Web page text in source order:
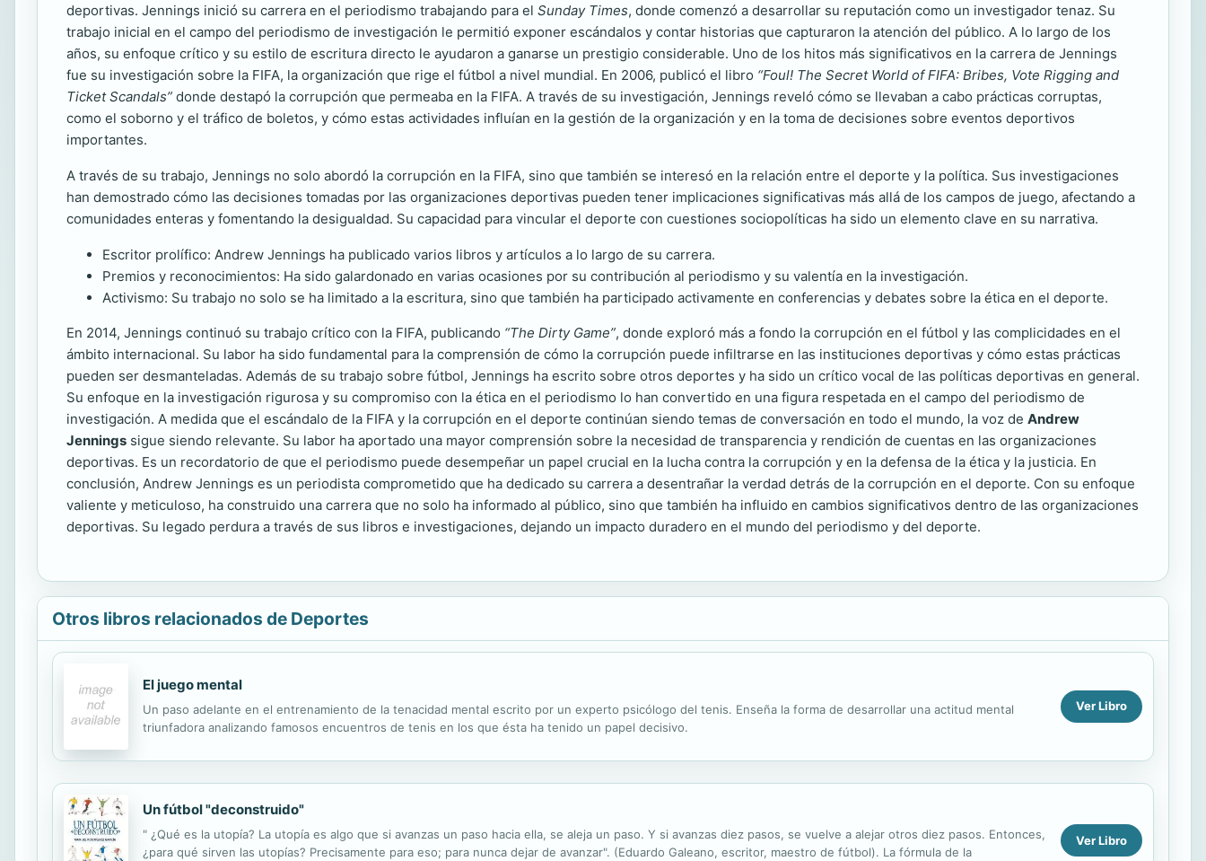
deportivas. Jennings inició su carrera en el periodismo trabajando para el Sunday Times, donde comenzó a desarrollar su reputación como un investigador tenaz. Su
trabajo inicial en el campo del periodismo de investigación le permitió exponer escándalos y contar historias que capturaron la atención del público. A lo largo de los
años, su enfoque crítico y su estilo de escritura directo le ayudaron a ganarse un prestigio considerable. Uno de los hitos más significativos en la carrera de Jennings
fue su investigación sobre la FIFA, la organización que rige el fútbol a nivel mundial. En 2006, publicó el libro “Foul! The Secret World of FIFA: Bribes, Vote Rigging and
Ticket Scandals” donde destapó la corrupción que permeaba en la FIFA. A través de su investigación, Jennings reveló cómo se llevaban a cabo prácticas corruptas,
como el soborno y el tráfico de boletos, y cómo estas actividades influían en la gestión de la organización y en la toma de decisiones sobre eventos deportivos
importantes.
A través de su trabajo, Jennings no solo abordó la corrupción en la FIFA, sino que también se interesó en la relación entre el deporte y la política. Sus investigaciones
han demostrado cómo las decisiones tomadas por las organizaciones deportivas pueden tener implicaciones significativas más allá de los campos de juego, afectando a
comunidades enteras y fomentando la desigualdad. Su capacidad para vincular el deporte con cuestiones sociopolíticas ha sido un elemento clave en su narrativa.
Escritor prolífico: Andrew Jennings ha publicado varios libros y artículos a lo largo de su carrera.
Premios y reconocimientos: Ha sido galardonado en varias ocasiones por su contribución al periodismo y su valentía en la investigación.
Activismo: Su trabajo no solo se ha limitado a la escritura, sino que también ha participado activamente en conferencias y debates sobre la ética en el deporte.
En 2014, Jennings continuó su trabajo crítico con la FIFA, publicando “The Dirty Game”, donde exploró más a fondo la corrupción en el fútbol y las complicidades en el
ámbito internacional. Su labor ha sido fundamental para la comprensión de cómo la corrupción puede infiltrarse en las instituciones deportivas y cómo estas prácticas
pueden ser desmanteladas. Además de su trabajo sobre fútbol, Jennings ha escrito sobre otros deportes y ha sido un crítico vocal de las políticas deportivas en general.
Su enfoque en la investigación rigurosa y su compromiso con la ética en el periodismo lo han convertido en una figura respetada en el campo del periodismo de
investigación. A medida que el escándalo de la FIFA y la corrupción en el deporte continúan siendo temas de conversación en todo el mundo, la voz de Andrew
Jennings sigue siendo relevante. Su labor ha aportado una mayor comprensión sobre la necesidad de transparencia y rendición de cuentas en las organizaciones
deportivas. Es un recordatorio de que el periodismo puede desempeñar un papel crucial en la lucha contra la corrupción y en la defensa de la ética y la justicia. En
conclusión, Andrew Jennings es un periodista comprometido que ha dedicado su carrera a desentrañar la verdad detrás de la corrupción en el deporte. Con su enfoque
valiente y meticuloso, ha construido una carrera que no solo ha informado al público, sino que también ha influido en cambios significativos dentro de las organizaciones
deportivas. Su legado perdura a través de sus libros e investigaciones, dejando un impacto duradero en el mundo del periodismo y del deporte.
Otros libros relacionados de Deportes
El juego mental
Un paso adelante en el entrenamiento de la tenacidad mental escrito por un experto psicólogo del tenis. Enseña la forma de desarrollar una actitud mental
triunfadora analizando famosos encuentros de tenis en los que ésta ha tenido un papel decisivo.
Ver Libro
Un fútbol "deconstruido"
" ¿Qué es la utopía? La utopía es algo que si avanzas un paso hacia ella, se aleja un paso. Y si avanzas diez pasos, se vuelve a alejar otros diez pasos. Entonces,
¿para qué sirven las utopías? Precisamente para eso; para nunca dejar de avanzar". (Eduardo Galeano, escritor, maestro de fútbol). La fórmula de la
Ver Libro